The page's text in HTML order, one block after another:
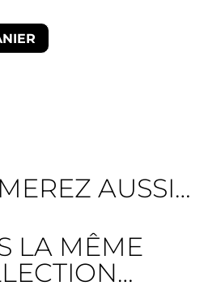
AUSSI…
LA MÊME